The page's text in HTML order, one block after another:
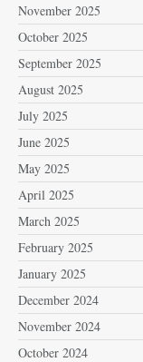
November 2025
October 2025
September 2025
August 2025
July 2025
June 2025
May 2025
April 2025
March 2025
February 2025
January 2025
December 2024
November 2024
October 2024